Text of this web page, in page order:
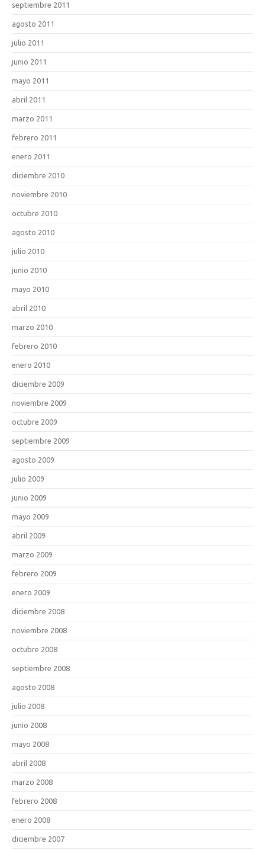
septiembre 2011
agosto 2011
julio 2011
junio 2011
mayo 2011
abril 2011
marzo 2011
febrero 2011
enero 2011
diciembre 2010
noviembre 2010
octubre 2010
agosto 2010
julio 2010
junio 2010
mayo 2010
abril 2010
marzo 2010
febrero 2010
enero 2010
diciembre 2009
noviembre 2009
octubre 2009
septiembre 2009
agosto 2009
julio 2009
junio 2009
mayo 2009
abril 2009
marzo 2009
febrero 2009
enero 2009
diciembre 2008
noviembre 2008
octubre 2008
septiembre 2008
agosto 2008
julio 2008
junio 2008
mayo 2008
abril 2008
marzo 2008
febrero 2008
enero 2008
diciembre 2007